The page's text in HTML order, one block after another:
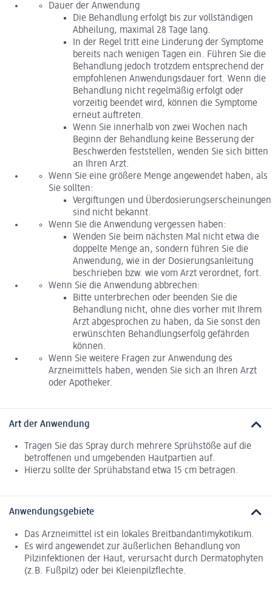
Dauer der Anwendung
Die Behandlung erfolgt bis zur vollständigen
Abheilung, maximal 28 Tage lang.
In der Regel tritt eine Linderung der Symptome
bereits nach wenigen Tagen ein. Führen Sie die
Behandlung jedoch trotzdem entsprechend der
empfohlenen Anwendungsdauer fort. Wenn die
Behandlung nicht regelmäßig erfolgt oder
vorzeitig beendet wird, können die Symptome
erneut auftreten.
Wenn Sie innerhalb von zwei Wochen nach
Beginn der Behandlung keine Besserung der
Beschwerden feststellen, wenden Sie sich bitten
an Ihren Arzt.
Wenn Sie eine größere Menge angewendet haben, als
Sie sollten:
Vergiftungen und Überdosierungserscheinungen
sind nicht bekannt.
Wenn Sie die Anwendung vergessen haben:
Wenden Sie beim nächsten Mal nicht etwa die
doppelte Menge an, sondern führen Sie die
Anwendung, wie in der Dosierungsanleitung
beschrieben bzw. wie vom Arzt verordnet, fort.
Wenn Sie die Anwendung abbrechen:
Bitte unterbrechen oder beenden Sie die
Behandlung nicht, ohne dies vorher mit Ihrem
Arzt abgesprochen zu haben, da Sie sonst den
erwünschten Behandlungserfolg gefährden
können.
Wenn Sie weitere Fragen zur Anwendung des
Arzneimittels haben, wenden Sie sich an Ihren Arzt
oder Apotheker.
Art der Anwendung
Tragen Sie das Spray durch mehrere Sprühstöße auf die
betroffenen und umgebenden Hautpartien auf.
Hierzu sollte der Sprühabstand etwa 15 cm betragen.
Anwendungsgebiete
Das Arzneimittel ist ein lokales Breitbandantimykotikum.
Es wird angewendet zur äußerlichen Behandlung von
Pilzinfektionen der Haut, verursacht durch Dermatophyten
(z.B. Fußpilz) oder bei Kleienpilzflechte.